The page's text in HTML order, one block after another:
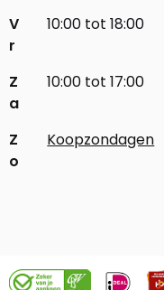
V
r
10:00 tot 18:00
Z
a
10:00 tot 17:00
Z
o
Koopzondagen